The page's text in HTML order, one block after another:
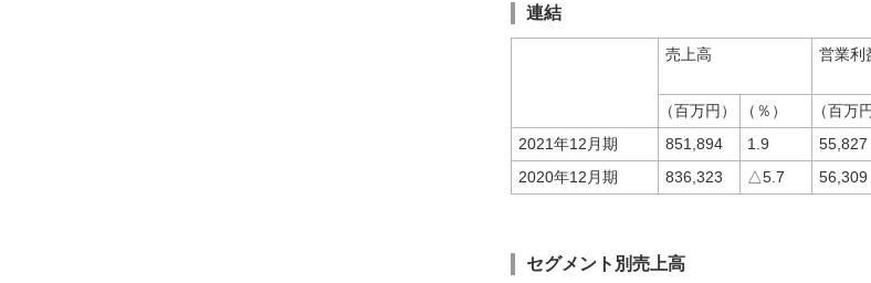
連結
売上高 営業利
（百万円）
（％） （百万
2021年12月期
851,894 1.9 55,827
2020年12月期
836,323 △5.7 56,309
セグメント別売上高